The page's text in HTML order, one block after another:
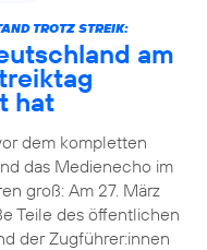
TROTZ STREIK:
am
hat
dem kompletten
das Medienecho im
groß: Am 27. März
Teile des öffentlichen
der Zugführer:innen